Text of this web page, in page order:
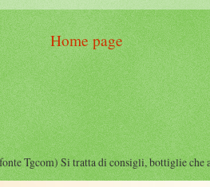
Home page
Tgcom) Si tratta di consigli, bottiglie che